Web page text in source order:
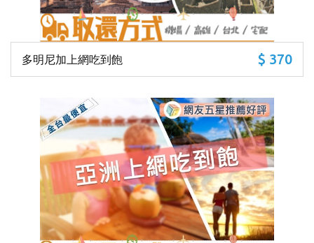
多明尼加上網吃到飽 $ 370